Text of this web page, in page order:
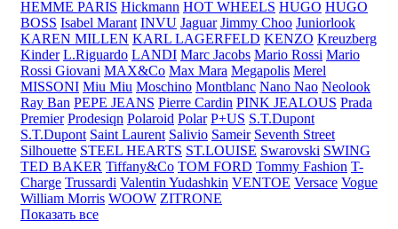
HEMME PARIS Hickmann HOT WHEELS HUGO HUGO
BOSS Isabel Marant INVU Jaguar Jimmy Choo Juniorlook
KAREN MILLEN KARL LAGERFELD KENZO Kreuzberg
Kinder L.Riguardo LANDI Marc Jacobs Mario Rossi Mario
Rossi Giovani MAX&Co Max Mara Megapolis Merel
MISSONI Miu Miu Moschino Montblanc Nano Nao Neolook
Ray Ban PEPE JEANS Pierre Cardin PINK JEALOUS Prada
Premier Prodesiqn Polaroid Polar P+US S.T.Dupont
S.T.Dupont Saint Laurent Salivio Sameir Seventh Street
Silhouette STEEL HEARTS ST.LOUISE Swarovski SWING
TED BAKER Tiffany&Co TOM FORD Tommy Fashion T-
Charge Trussardi Valentin Yudashkin VENTOE Versace Vogue
William Morris WOOW ZITRONE
Показать все